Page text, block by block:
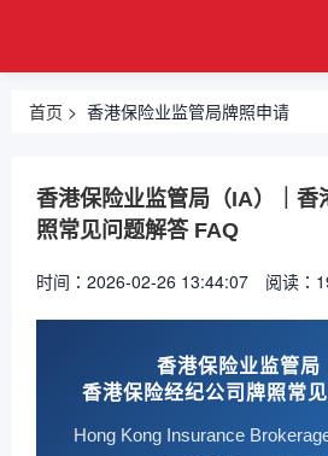
合规
牌照牌照
VASP牌
照
外汇经纪
牌照
首页 > 香港保险业监管局牌照申请
香港保险业监管局（IA）｜香
照常见问题解答 FAQ
时间：2026-02-26 13:44:07 阅读：
香港保险业监管局
香港保险经纪公司牌照常
Hong Kong Insurance